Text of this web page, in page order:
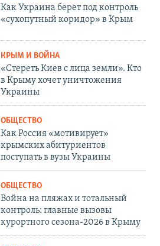
Как Украина берет под контроль
«сухопутный коридор» в Крым
КРЫМ И ВОЙНА
«Стереть Киев с лица земли». Кто
в Крыму хочет уничтожения
Украины
ОБЩЕСТВО
Как Россия «мотивирует»
крымских абитуриентов
поступать в вузы Украины
ОБЩЕСТВО
Война на пляжах и тотальный
контроль: главные вызовы
курортного сезона-2026 в Крыму